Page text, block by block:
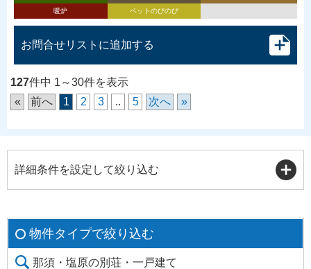
暖炉
ペットのびのび
お問合せリストに追加する
127件中 1～30件を表示
«
前へ 1 2 3 .. 5 次へ »
詳細条件を設定して絞り込む
物件タイプで絞り込む
那須・塩原の別荘・一戸建て